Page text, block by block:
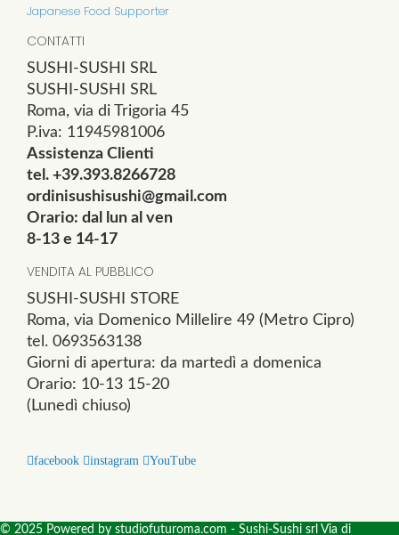
Japanese Food Supporter
CONTATTI
SUSHI-SUSHI SRL
SUSHI-SUSHI SRL
Roma, via di Trigoria 45
P.iva: 11945981006
Assistenza Clienti
tel. +39.393.8266728
ordinisushisushi@gmail.com
Orario: dal lun al ven
8-13 e 14-17
VENDITA AL PUBBLICO
SUSHI-SUSHI STORE
Roma, via Domenico Millelire 49 (Metro Cipro)
tel. 0693563138
Giorni di apertura: da martedì a domenica
Orario: 10-13 15-20
(Lunedì chiuso)
facebook instagram YouTube
© 2025 Powered by studiofuturoma.com - Sushi-Sushi srl Via di